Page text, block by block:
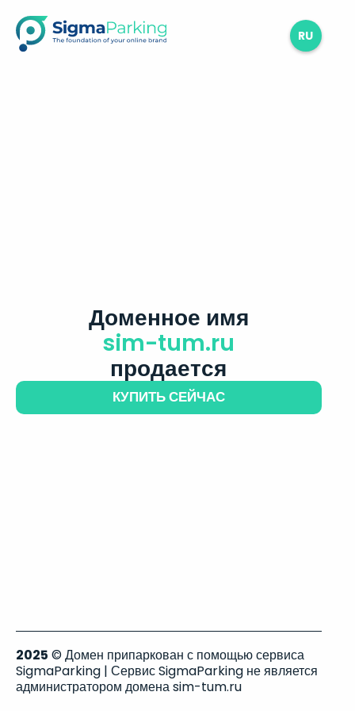
RU
Доменное имя
sim-tum.ru
продается
КУПИТЬ СЕЙЧАС
2025 © Домен припаркован с помощью сервиса
SigmaParking | Сервис SigmaParking не является
администратором домена sim-tum.ru